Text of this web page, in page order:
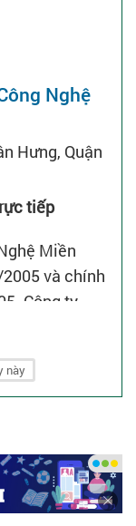
Nghệ
Hưng, Quận
tiếp
Miền
và chính
Công ty
cho các
tin.
bị.
các hệ
này